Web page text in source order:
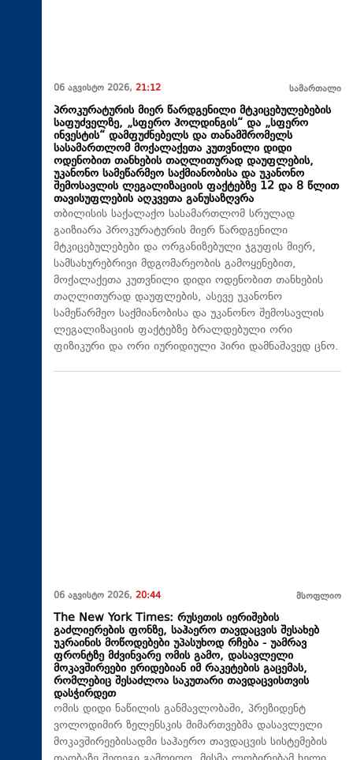
06 აგვისტო 2026, 21:12 სამართალი
პროკურატურის მიერ წარდგენილი მტკიცებულებების
საფუძველზე, „სფერო ჰოლდინგის“ და „სფერო
ინვესტის“ დამფუძნებელს და თანამშრომელს
სასამართლომ მოქალაქეთა კუთვნილი დიდი
ოდენობით თანხების თაღლითურად დაუფლების,
უკანონო სამეწარმეო საქმიანობისა და უკანონო
შემოსავლის ლეგალიზაციის ფაქტებზე 12 და 8 წლით
თავისუფლების აღკვეთა განუსაზღვრა
თბილისის საქალაქო სასამართლომ სრულად
გაიზიარა პროკურატურის მიერ წარდგენილი
მტკიცებულებები და ორგანიზებული ჯგუფის მიერ,
სამსახურებრივი მდგომარეობის გამოყენებით,
მოქალაქეთა კუთვნილი დიდი ოდენობით თანხების
თაღლითურად დაუფლების, ასევე უკანონო
სამეწარმეო საქმიანობისა და უკანონო შემოსავლის
ლეგალიზაციის ფაქტებზე ბრალდებული ორი
ფიზიკური და ორი იურიდიული პირი დამნაშავედ ცნო.
06 აგვისტო 2026, 20:44 მსოფლიო
The New York Times: რუსეთის იერიშების
გაძლიერების ფონზე, საჰაერო თავდაცვის შესახებ
უკრაინის მოწოდებები უპასუხოდ რჩება - უამრავ
ფრონტზე მძვინვარე ომის გამო, დასავლელი
მოკავშირეები ერიდებიან იმ რაკეტების გაცემას,
რომლებიც შესაძლოა საკუთარი თავდაცვისთვის
დასჭირდეთ
ომის დიდი ნაწილის განმავლობაში, პრეზიდენტ
ვოლოდიმირ ზელენსკის მიმართვებმა დასავლელი
მოკავშირეებისადმი საჰაერო თავდაცვის სისტემების